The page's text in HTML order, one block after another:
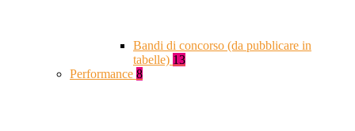
Bandi di concorso (da pubblicare in
tabelle) 13
Performance 8